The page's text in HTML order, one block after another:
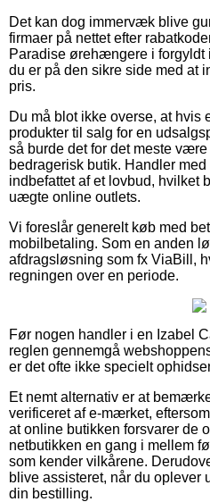
Det kan dog immervæk blive
firmaer på nettet efter
Paradise ørehængere i forgyldt
du er på den sikre side med at
pris.
Du må blot ikke overse, at hvis
produkter til salg for en
så burde det for det meste
bedragerisk butik. Handler
indbefattet af et lovbud, hvilket
uægte online outlets.
Vi foreslår generelt køb med
mobilbetaling. Som en anden
afdragsløsning som fx ViaBill,
regningen over en periode.
Før nogen handler i en Izabel
reglen gennemgå
er det ofte ikke specielt
Et nemt alternativ er at
verificeret af e-mærket,
at online butikken forsvarer de
netbutikken en gang i mellem
som kender vilkårene.
blive assisteret, når du oplever
din bestilling.